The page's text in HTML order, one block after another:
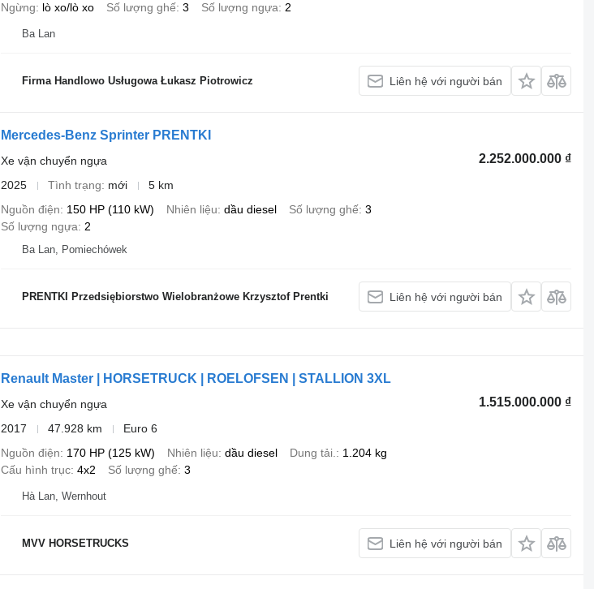
Ngừng
lò xo/lò xo Số lượng ghế 3 Số lượng ngựa 2
Ba Lan
Firma Handlowo Usługowa Łukasz Piotrowicz Liên hệ với người bán
Mercedes-Benz Sprinter PRENTKI
2.252.000.000 ₫
Xe vận chuyển ngựa
2025
Tình trạng mới
5 km
Nguồn điện
150 HP (110 kW) Nhiên liệu dầu diesel Số lượng ghế 3
Số lượng ngựa 2
Ba Lan, Pomiechówek
PRENTKI Przedsiębiorstwo Wielobranżowe Krzysztof Prentki Liên hệ với người bán
Renault Master | HORSETRUCK | ROELOFSEN | STALLION 3XL
1.515.000.000 ₫
Xe vận chuyển ngựa
2017
47.928 km
Euro 6
Nguồn điện
170 HP (125 kW) Nhiên liệu dầu diesel Dung tải.
1.204 kg
Cấu hình trục 4x2 Số lượng ghế 3
Hà Lan, Wernhout
MVV HORSETRUCKS Liên hệ với người bán